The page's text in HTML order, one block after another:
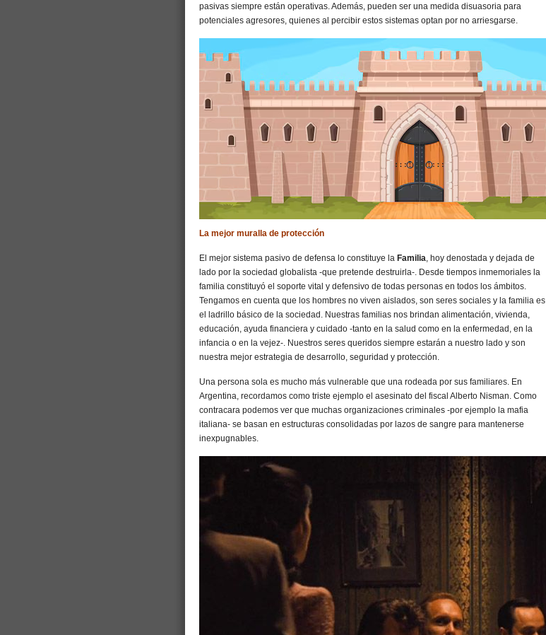
pasivas siempre están operativas. Además, pueden ser una medida disuasoria para
potenciales agresores, quienes al percibir estos sistemas optan por no arriesgarse.
La mejor muralla de protección
El mejor sistema pasivo de defensa lo constituye la Familia, hoy denostada y dejada de
lado por la sociedad globalista -que pretende destruirla-. Desde tiempos inmemoriales la
familia constituyó el soporte vital y defensivo de todas personas en todos los ámbitos.
Tengamos en cuenta que los hombres no viven aislados, son seres sociales y la familia es
el ladrillo básico de la sociedad. Nuestras familias nos brindan alimentación, vivienda,
educación, ayuda financiera y cuidado -tanto en la salud como en la enfermedad, en la
infancia o en la vejez-. Nuestros seres queridos siempre estarán a nuestro lado y son
nuestra mejor estrategia de desarrollo, seguridad y protección.
Una persona sola es mucho más vulnerable que una rodeada por sus familiares. En
Argentina, recordamos como triste ejemplo el asesinato del fiscal Alberto Nisman. Como
contracara podemos ver que muchas organizaciones criminales -por ejemplo la mafia
italiana- se basan en estructuras consolidadas por lazos de sangre para mantenerse
inexpugnables.